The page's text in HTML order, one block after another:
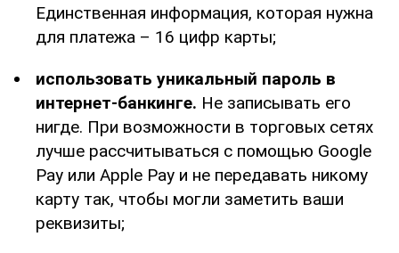
Единственная информация, которая нужна
для платежа – 16 цифр карты;
использовать уникальный пароль в
интернет-банкинге. Не записывать его
нигде. При возможности в торговых сетях
лучше рассчитываться с помощью Google
Pay или Apple Pay и не передавать никому
карту так, чтобы могли заметить ваши
реквизиты;